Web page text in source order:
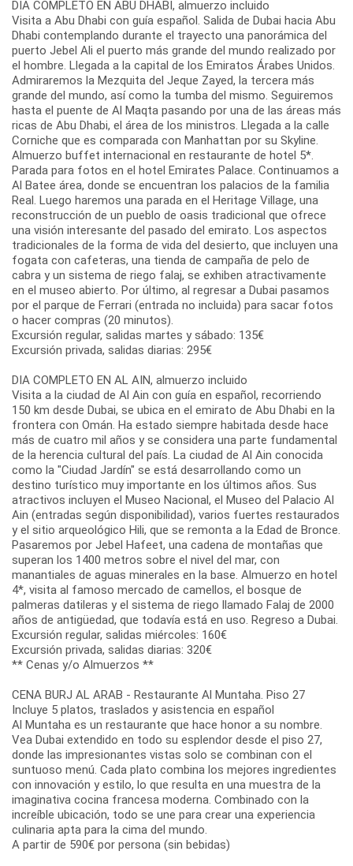
DIA COMPLETO EN ABU DHABI, almuerzo incluido
Visita a Abu Dhabi con guía español. Salida de Dubai hacia Abu
Dhabi contemplando durante el trayecto una panorámica del
puerto Jebel Ali el puerto más grande del mundo realizado por
el hombre. Llegada a la capital de los Emiratos Árabes Unidos.
Admiraremos la Mezquita del Jeque Zayed, la tercera más
grande del mundo, así como la tumba del mismo. Seguiremos
hasta el puente de Al Maqta pasando por una de las áreas más
ricas de Abu Dhabi, el área de los ministros. Llegada a la calle
Corniche que es comparada con Manhattan por su Skyline.
Almuerzo buffet internacional en restaurante de hotel 5*.
Parada para fotos en el hotel Emirates Palace. Continuamos a
Al Batee área, donde se encuentran los palacios de la familia
Real. Luego haremos una parada en el Heritage Village, una
reconstrucción de un pueblo de oasis tradicional que ofrece
una visión interesante del pasado del emirato. Los aspectos
tradicionales de la forma de vida del desierto, que incluyen una
fogata con cafeteras, una tienda de campaña de pelo de
cabra y un sistema de riego falaj, se exhiben atractivamente
en el museo abierto. Por último, al regresar a Dubai pasamos
por el parque de Ferrari (entrada no incluida) para sacar fotos
o hacer compras (20 minutos).
Excursión regular, salidas martes y sábado: 135€
Excursión privada, salidas diarias: 295€
DIA COMPLETO EN AL AIN, almuerzo incluido
Visita a la ciudad de Al Ain con guía en español, recorriendo
150 km desde Dubai, se ubica en el emirato de Abu Dhabi en la
frontera con Omán. Ha estado siempre habitada desde hace
más de cuatro mil años y se considera una parte fundamental
de la herencia cultural del país. La ciudad de Al Ain conocida
como la "Ciudad Jardín" se está desarrollando como un
destino turístico muy importante en los últimos años. Sus
atractivos incluyen el Museo Nacional, el Museo del Palacio Al
Ain (entradas según disponibilidad), varios fuertes restaurados
y el sitio arqueológico Hili, que se remonta a la Edad de Bronce.
Pasaremos por Jebel Hafeet, una cadena de montañas que
superan los 1400 metros sobre el nivel del mar, con
manantiales de aguas minerales en la base. Almuerzo en hotel
4*, visita al famoso mercado de camellos, el bosque de
palmeras datileras y el sistema de riego llamado Falaj de 2000
años de antigüedad, que todavía está en uso. Regreso a Dubai.
Excursión regular, salidas miércoles: 160€
Excursión privada, salidas diarias: 320€
** Cenas y/o Almuerzos **
CENA BURJ AL ARAB - Restaurante Al Muntaha. Piso 27
Incluye 5 platos, traslados y asistencia en español
Al Muntaha es un restaurante que hace honor a su nombre.
Vea Dubai extendido en todo su esplendor desde el piso 27,
donde las impresionantes vistas solo se combinan con el
suntuoso menú. Cada plato combina los mejores ingredientes
con innovación y estilo, lo que resulta en una muestra de la
imaginativa cocina francesa moderna. Combinado con la
increíble ubicación, todo se une para crear una experiencia
culinaria apta para la cima del mundo.
A partir de 590€ por persona (sin bebidas)